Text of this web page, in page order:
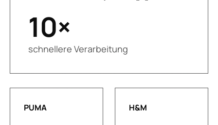
10×
schnellere Verarbeitung
PUMA H&M